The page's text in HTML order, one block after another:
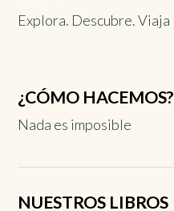
Explora. Descubre. Viaja
¿CÓMO HACEMOS?
Nada es imposible
NUESTROS LIBROS